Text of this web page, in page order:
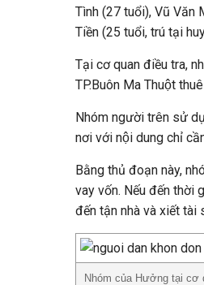
Tình (27 tuổi), Vũ Văn
Tiền (25 tuổi, trú tại
Tại cơ quan điều tra,
TP.Buôn Ma Thuột
Nhóm người trên sử
nơi với nội dung chỉ
Bằng thủ đoạn này,
vay vốn. Nếu đến thời
đến tận nhà và xiết tài
Nhóm của Hưởng tại cơ